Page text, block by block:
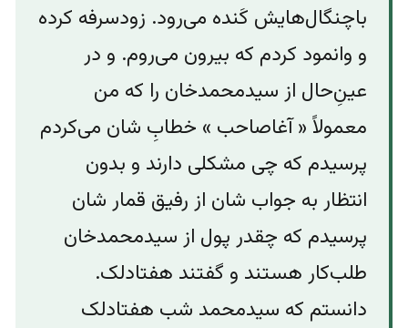
باچنگال‌هایش کَنده می‌رود. زودسرفه کرده
و وانمود کردم که بیرون می‌روم. و در
عینِ‌حال از سیدمحمدخان را که من
معمولاً‌ « آغاصاحب » خطابِ‌‌ شان می‌کردم
پرسیدم که چی مشکلی دارند و بدون
انتظار به جواب شان از رفیق قمار شان
پرسیدم که چقدر پول از سیدمحمدخان
طلب‌کار هستند و گفتند هفتادلک.
دانستم که سیدمحمد شب هفتادلک